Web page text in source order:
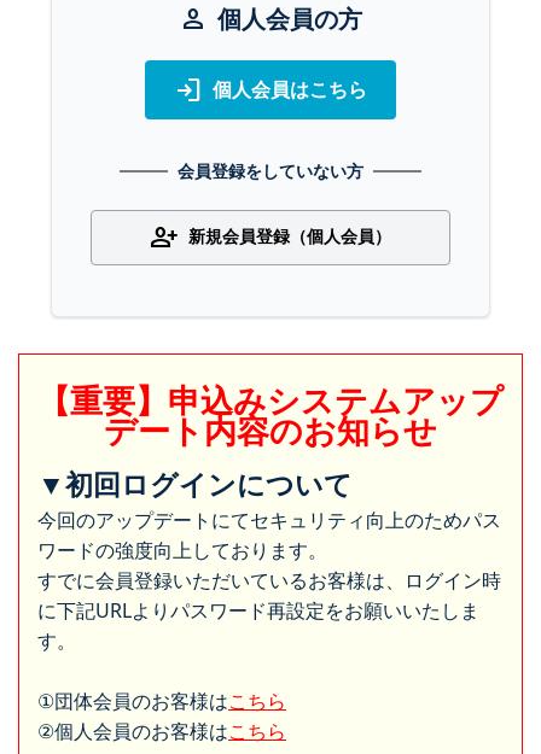
person 個人会員の方
login 個人会員はこちら
会員登録をしていない方
person_add 新規会員登録（個人会員）
【重要】申込みシステムアップ
デート内容のお知らせ
▼初回ログインについて
今回のアップデートにてセキュリティ向上のためパス
ワードの強度向上しております。
すでに会員登録いただいているお客様は、ログイン時
に下記URLよりパスワード再設定をお願いいたしま
す。
①団体会員のお客様はこちら
②個人会員のお客様はこちら